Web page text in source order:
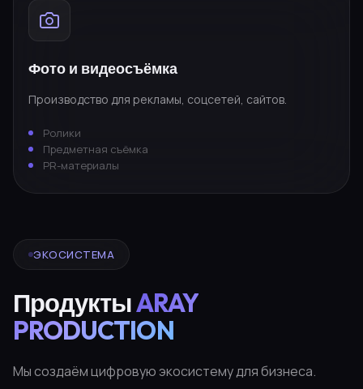
Фото и видеосъёмка
Производство для рекламы, соцсетей, сайтов.
Ролики
Предметная съёмка
PR-материалы
ЭКОСИСТЕМА
ПродуктыARAY
PRODUCTION
Мы создаём цифровую экосистему для бизнеса.